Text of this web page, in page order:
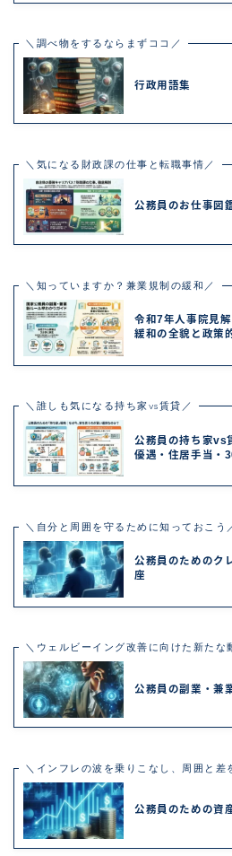
＼調べ物をするならまずココ／
行政用語集
＼気になる財政課の仕事と転職事情／
公務員のお仕事図
＼知っていますか？兼業規制の緩和／
令和7年人事院見
緩和の全貌と政策
＼誰しも気になる持ち家vs賃貸／
公務員の持ち家vs
優遇・住居手当・
＼自分と周囲を守るために知っておこう
公務員のためのク
座
＼ウェルビーイング改善に向けた新たな
公務員の副業・兼
＼インフレの波を乗りこなし、周囲と差
公務員のための資